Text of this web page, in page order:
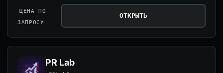
ЦЕНА ПО
ЗАПРОСУ
ОТКРЫТЬ
PR Lab